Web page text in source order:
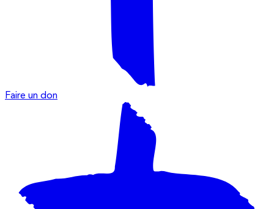
Faire un don